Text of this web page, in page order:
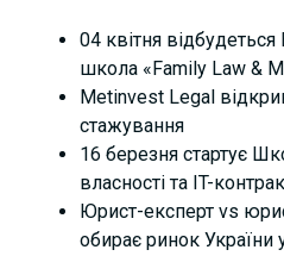
04 квітня
школа «Family Law &
Metinvest Legal
стажування
16 березня стартує
власності та IT-
Юрист-експерт vs
обирає ринок України